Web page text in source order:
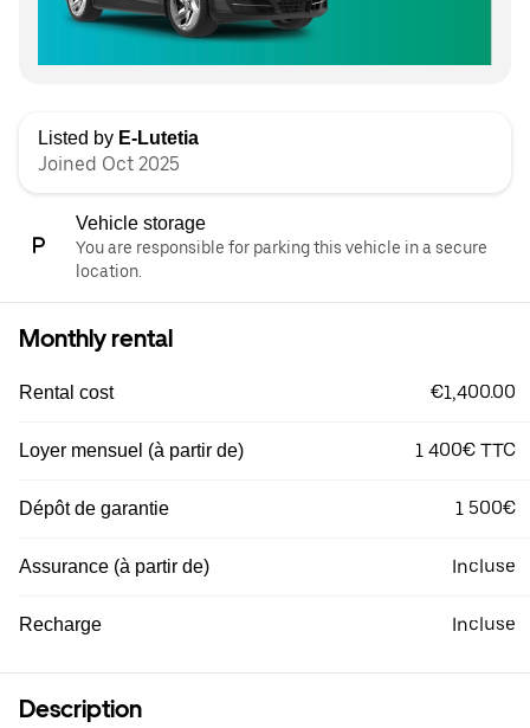
Listed by E-Lutetia
Joined Oct 2025
Vehicle storage
You are responsible for parking this vehicle in a secure
location.
Monthly rental
Rental cost €1,400.00
Loyer mensuel (à partir de) 1 400€ TTC
Dépôt de garantie 1 500€
Assurance (à partir de) Incluse
Recharge Incluse
Description